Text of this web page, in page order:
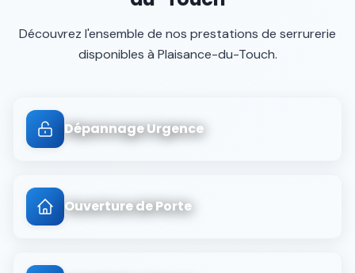
Découvrez l'ensemble de nos prestations de serrurerie
disponibles à Plaisance-du-Touch.
Dépannage Urgence
Ouverture de Porte